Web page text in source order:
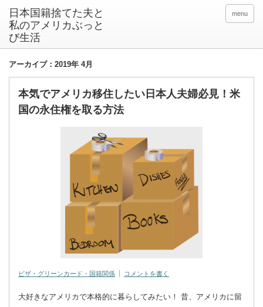
日本国籍捨てた夫と
私のアメリカぶっと
び生活
menu
アーカイブ：2019年 4月
本気でアメリカ移住したい日本人夫婦必見！米
国の永住権を取る方法
ビザ・グリーンカード・国籍関係 コメントを書く
大好きなアメリカで本格的に暮らしてみたい！ 昔、アメリカに留